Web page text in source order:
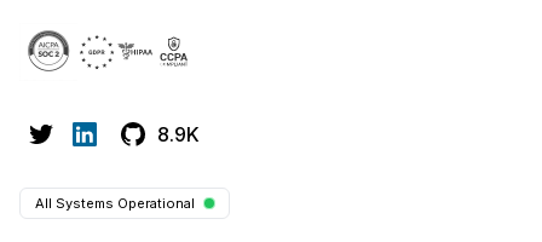
8.9K
All Systems Operational